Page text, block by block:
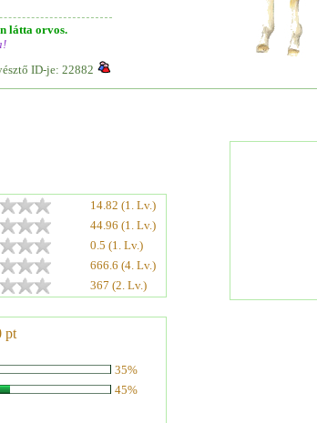
látta orvos.
ID-je: 22882
14.82 (1. Lv.)
44.96 (1. Lv.)
0.5 (1. Lv.)
666.6 (4. Lv.)
367 (2. Lv.)
pt
35%
45%